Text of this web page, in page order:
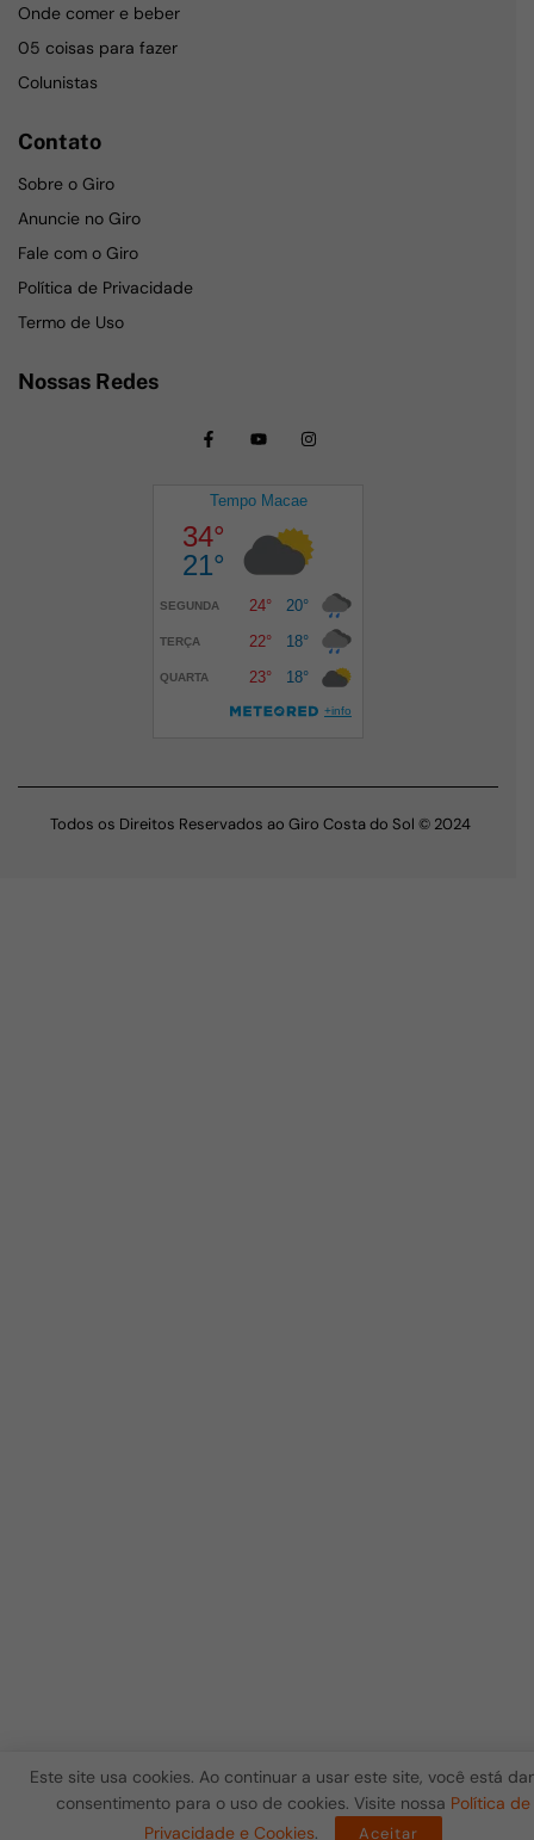
Onde comer e beber
05 coisas para fazer
Colunistas
Contato
Sobre o Giro
Anuncie no Giro
Fale com o Giro
Política de Privacidade
Termo de Uso
Nossas Redes
Todos os Direitos Reservados ao Giro Costa do Sol © 2024
Este site usa cookies. Ao continuar a usar este site, você está
consentimento para o uso de cookies. Visite nossa Política de
Privacidade e Cookies. Aceitar